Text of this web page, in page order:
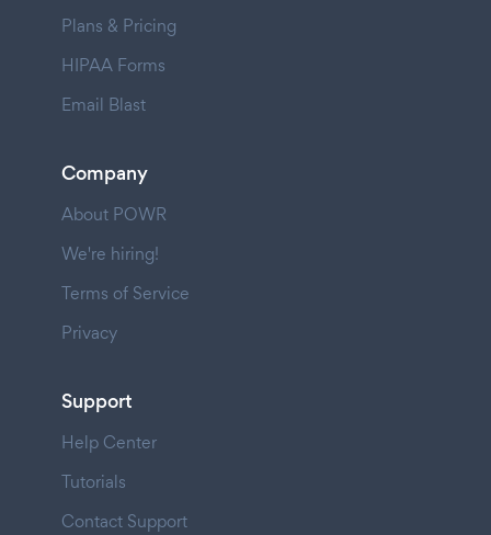
Plans & Pricing
HIPAA Forms
Email Blast
Company
About POWR
We're hiring!
Terms of Service
Privacy
Support
Help Center
Tutorials
Contact Support